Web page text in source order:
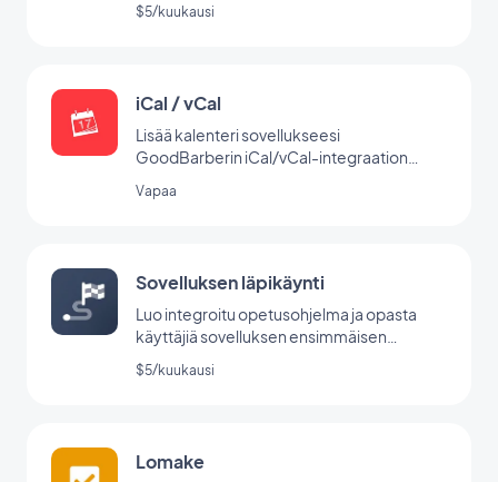
$5/kuukausi
iCal / vCal
Lisää kalenteri sovellukseesi
GoodBarberin iCal/vCal-integraation
Vapaa
Sovelluksen läpikäynti
Luo integroitu opetusohjelma ja opasta
käyttäjiä sovelluksen ensimmäisen
käynnistyksen aikana.
$5/kuukausi
Lomake